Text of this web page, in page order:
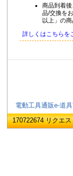
商品到着
品/交換を
以上」の
詳しくはこちらを
電動工具通販e-道
170722674 リクエ